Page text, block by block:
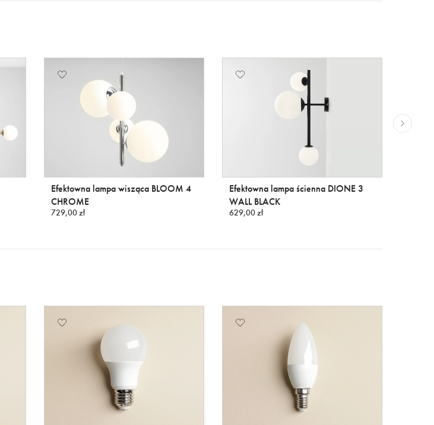
Efektowna lampa wisząca BLOOM 4
CHROME
729,00 zł
Efektowna lampa ścienna DIONE 3
WALL BLACK
629,00 zł